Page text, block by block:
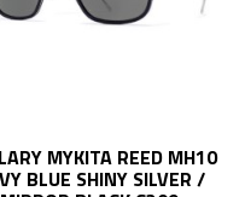
MYKITA REED MH10
BLUE SHINY SILVER /